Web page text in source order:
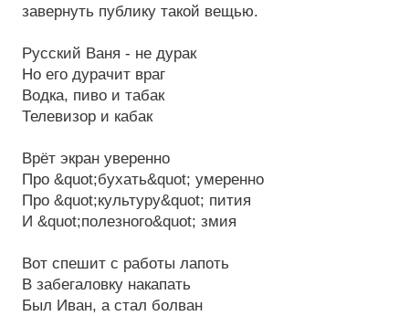
завернуть публику такой вещью.
Русский Ваня - не дурак
Но его дурачит враг
Водка, пиво и табак
Телевизор и кабак
Врёт экран уверенно
Про &quot;бухать&quot; умеренно
Про &quot;культуру&quot; пития
И &quot;полезного&quot; змия
Вот спешит с работы лапоть
В забегаловку накапать
Был Иван, а стал болван